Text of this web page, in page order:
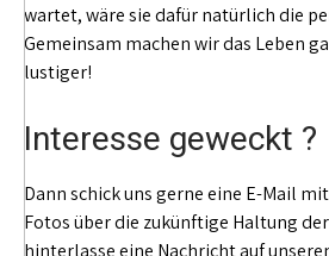
wartet, wäre sie dafür natürlich die
Gemeinsam machen wir das Leben
lustiger!
Interesse geweckt ?
Dann schick uns gerne eine E-Mail
Fotos über die zukünftige Haltung
hinterlasse eine Nachricht auf